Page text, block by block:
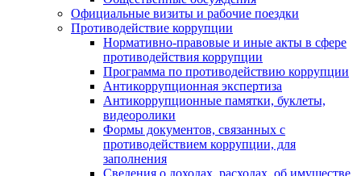
Официальные визиты и рабочие поездки
Противодействие коррупции
Нормативно-правовые и иные акты в сфере
противодействия коррупции
Программа по противодействию коррупции
Антикоррупционная экспертиза
Антикоррупционные памятки, буклеты,
видеоролики
Формы документов, связанных с
противодействием коррупции, для
заполнения